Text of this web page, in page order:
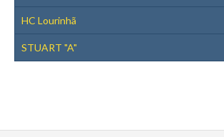
HC Lourinhã
STUART "A"